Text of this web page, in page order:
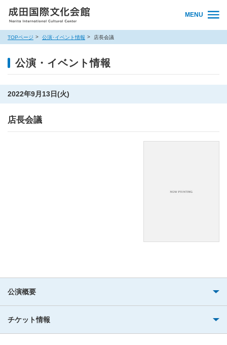
MENU
TOPページ 公演･イベント情報 店長会議
公演・イベント情報
2022年9月13日(火)
店長会議
公演概要
チケット情報